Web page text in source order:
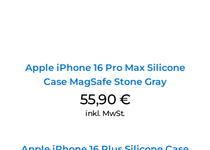
Apple iPhone 16 Pro Max Silicone
Case MagSafe Stone Gray
55,90 €
inkl. MwSt.